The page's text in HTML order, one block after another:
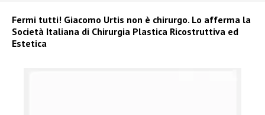
Fermi tutti! Giacomo Urtis non è chirurgo. Lo afferma la
Società Italiana di Chirurgia Plastica Ricostruttiva ed
Estetica